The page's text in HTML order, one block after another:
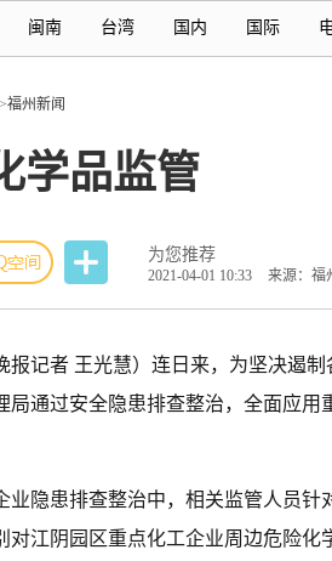
闽南 台湾 国内 国际
>福州新闻
学品监管
为您推荐
2021-04-01 10:33 来源：福
报记者 王光慧）连日来，为坚决遏
局通过安全隐患排查整治，全面应用
业隐患排查整治中，相关监管人员针
对江阴园区重点化工企业周边危险化